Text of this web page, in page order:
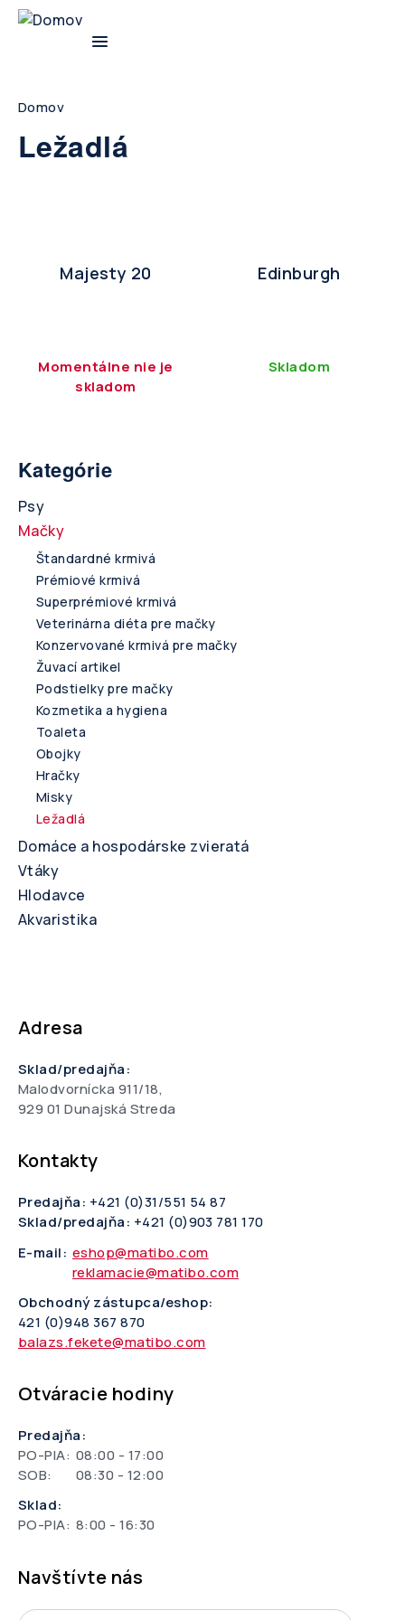
Skip
Breadcrumb
Domov
Ležadlá
Majesty 20
Momentálne nie je
skladom
Edinburgh
Skladom
Kategórie
Psy
Mačky
Štandardné krmivá
Prémiové krmivá
Superprémiové krmivá
Veterinárna diéta pre mačky
Konzervované krmivá pre mačky
Žuvací artikel
Podstielky pre mačky
Kozmetika a hygiena
Toaleta
Obojky
Hračky
Misky
Ležadlá
Domáce a hospodárske zvieratá
Vtáky
Hlodavce
Akvaristika
Adresa
Sklad/predajňa:
Malodvornícka 911/18,
929 01 Dunajská Streda
Kontakty
Predajňa: +421 (0)31/551 54 87
Sklad/predajňa: +421 (0)903 781 170
E-mail: eshop@matibo.com
reklamacie@matibo.com
Obchodný zástupca/eshop:
421 (0)948 367 870
balazs.fekete@matibo.com
Otváracie hodiny
Predajňa:
PO-PIA: 08:00 - 17:00
SOB:
08:30 - 12:00
Sklad:
PO-PIA: 8:00 - 16:30
Navštívte nás